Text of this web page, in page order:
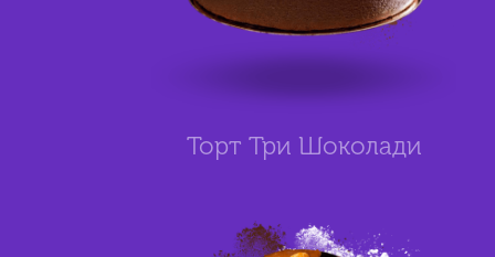
Торт Три Шоколади